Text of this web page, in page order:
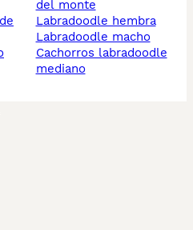
del monte
labradoodle hembra
labradoodle macho
cachorros labradoodle
mediano